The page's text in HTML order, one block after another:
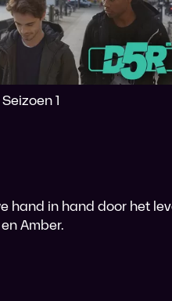
1
hand in hand door het
Amber.